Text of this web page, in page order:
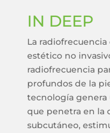
IN DEEP
La
estético no
radiofrecuencia
profundos de la
tecnología
que penetra en la
subcutáneo,